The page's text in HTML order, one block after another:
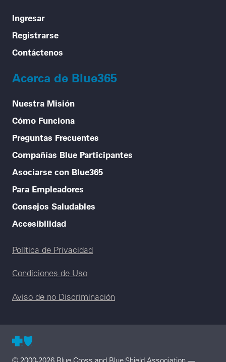
Ingresar
Registrarse
Contáctenos
Acerca de Blue365
Nuestra Misión
Cómo Funciona
Preguntas Frecuentes
Compañías Blue Participantes
Asociarse con Blue365
Para Empleadores
Consejos Saludables
Accesibilidad
Legal menu
Política de Privacidad
Condiciones de Uso
Aviso de no Discriminación